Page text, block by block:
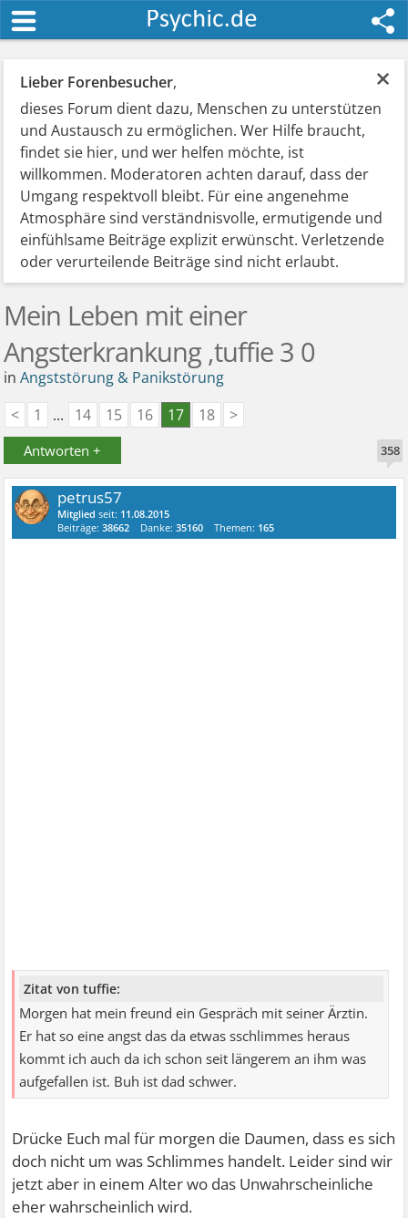
×
Lieber Forenbesucher,
dieses Forum dient dazu, Menschen zu unterstützen
und Austausch zu ermöglichen. Wer Hilfe braucht,
findet sie hier, und wer helfen möchte, ist
willkommen. Moderatoren achten darauf, dass der
Umgang respektvoll bleibt. Für eine angenehme
Atmosphäre sind verständnisvolle, ermutigende und
einfühlsame Beiträge explizit erwünscht. Verletzende
oder verurteilende Beiträge sind nicht erlaubt.
Mein Leben mit einer
Angsterkrankung ,tuffie 3 0
inAngststörung & Panikstörung
<
1 ... 14 15 16 17 18 >
Antworten + 358
petrus57
Mitglied seit: 11.08.2015
Beiträge:38662 Danke:35160 Themen: 165
Zitat von tuffie:
Morgen hat mein freund ein Gespräch mit seiner Ärztin.
Er hat so eine angst das da etwas sschlimmes heraus
kommt ich auch da ich schon seit längerem an ihm was
aufgefallen ist. Buh ist dad schwer.
Drücke Euch mal für morgen die Daumen, dass es sich
doch nicht um was Schlimmes handelt. Leider sind wir
jetzt aber in einem Alter wo das Unwahrscheinliche
eher wahrscheinlich wird.